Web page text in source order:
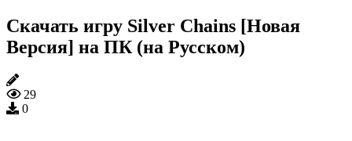
Скачать игру Silver Chains [Новая
Версия] на ПК (на Русском)
29
0